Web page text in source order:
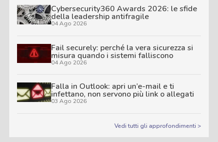
Cybersecurity360 Awards 2026: le sfide
della leadership antifragile
04 Ago 2026
Fail securely: perché la vera sicurezza si
misura quando i sistemi falliscono
04 Ago 2026
Falla in Outlook: apri un’e-mail e ti
infettano, non servono più link o allegati
03 Ago 2026
Vedi tutti gli approfondimenti >